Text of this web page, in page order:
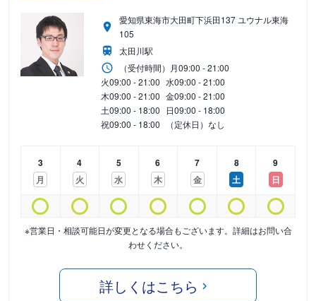
愛知県東海市大田町下浜田137 ユウナル東海
105
太田川駅
（受付時間） 月09:00 - 21:00
火09:00 - 21:00 水09:00 - 21:00
木09:00 - 21:00 金09:00 - 21:00
土09:00 - 18:00 日09:00 - 18:00
祝09:00 - 18:00 （定休日）なし
3
月
4
火
5
水
6
木
7
金
8
土
9
日
※営業日・相談可能日が変更となる場合もございます。詳細はお問い合
わせください。
詳しくはこちら